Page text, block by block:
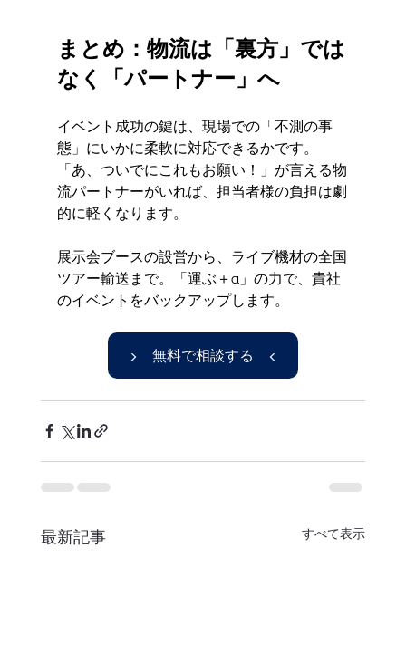
まとめ：物流は「裏方」では
なく「パートナー」へ
イベント成功の鍵は、現場での「不測の事
態」にいかに柔軟に対応できるかです。
「あ、ついでにこれもお願い！」が言える物
流パートナーがいれば、担当者様の負担は劇
的に軽くなります。
展示会ブースの設営から、ライブ機材の全国
ツアー輸送まで。「運ぶ＋α」の力で、貴社
のイベントをバックアップします。
▶ 無料で相談する ◀
最新記事 すべて表示